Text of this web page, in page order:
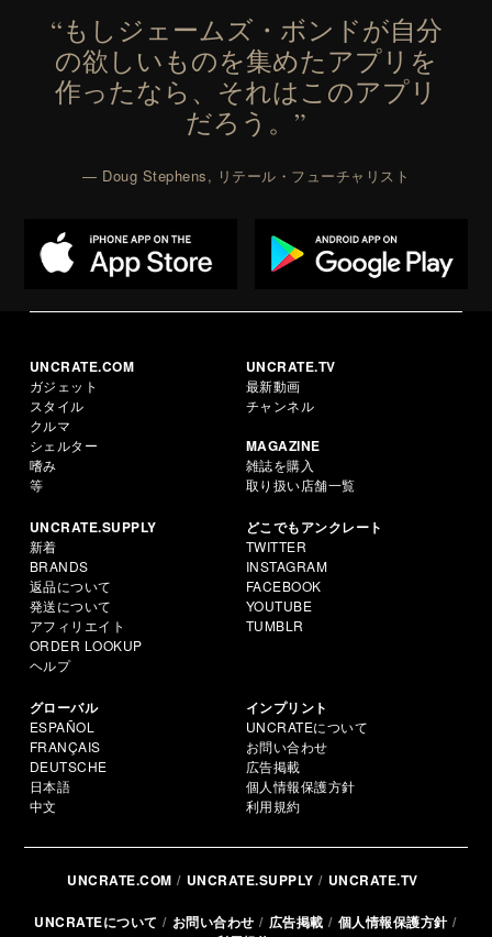
“もしジェームズ・ボンドが自分
の欲しいものを集めたアプリを
作ったなら、それはこのアプリ
だろう。”
— Doug Stephens, リテール・フューチャリスト
UNCRATE.COM
ガジェット
スタイル
クルマ
シェルター
嗜み
等
UNCRATE.TV
最新動画
チャンネル
MAGAZINE
雑誌を購入
取り扱い店舗一覧
UNCRATE.SUPPLY
新着
BRANDS
返品について
発送について
アフィリエイト
ORDER LOOKUP
ヘルプ
どこでもアンクレート
TWITTER
INSTAGRAM
FACEBOOK
YOUTUBE
TUMBLR
グローバル
ESPAÑOL
FRANÇAIS
DEUTSCHE
日本語
中文
インプリント
UNCRATEについて
お問い合わせ
広告掲載
個人情報保護方針
利用規約
UNCRATE.COM UNCRATE.SUPPLY UNCRATE.TV
UNCRATEについて お問い合わせ 広告掲載
個人情報保護方針